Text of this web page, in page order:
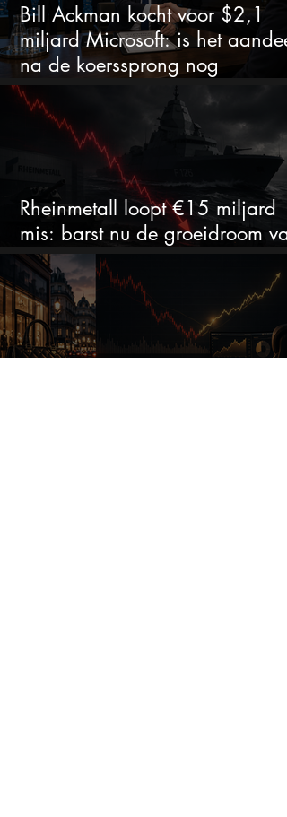
Bill Ackman kocht voor $2,1
miljard Microsoft: is het aandeel
na de koerssprong nog
aantrekkelijk?
Rheinmetall loopt €15 miljard
mis: barst nu de groeidroom van
het defensiebedrijf?